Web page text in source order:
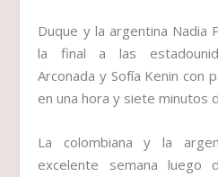
Duque y la argentina Nadia
la final a las
Arconada y Sofía Kenin con
en una hora y siete minutos
La colombiana y la
excelente semana luego